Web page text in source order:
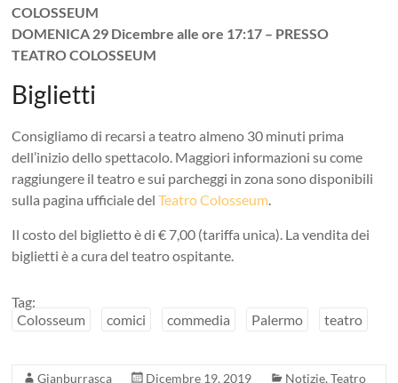
COLOSSEUM
DOMENICA 29 Dicembre alle ore 17:17 – PRESSO
TEATRO COLOSSEUM
Biglietti
Consigliamo di recarsi a teatro almeno 30 minuti prima
dell’inizio dello spettacolo. Maggiori informazioni su come
raggiungere il teatro e sui parcheggi in zona sono disponibili
sulla pagina ufficiale delTeatro Colosseum.
Il costo del biglietto è di € 7,00 (tariffa unica). La vendita dei
biglietti è a cura del teatro ospitante.
Tag:
Colosseum
comici commedia Palermo teatro
Gianburrasca Dicembre 19, 2019 Notizie,Teatro